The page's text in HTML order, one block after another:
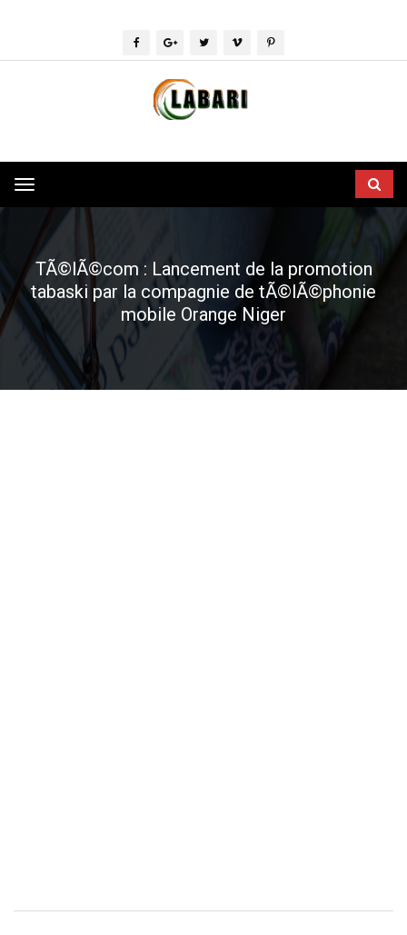
Toggle
navigation
TÃ©lÃ©com : Lancement de la promotion
tabaski par la compagnie de tÃ©lÃ©phonie
mobile Orange Niger